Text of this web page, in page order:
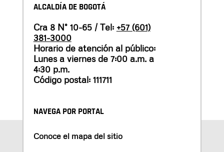
ALCALDÍA DE BOGOTÁ
Cra 8 N° 10-65 / Tel: +57 (601)
381-3000
Horario de atención al público:
Lunes a viernes de 7:00 a.m. a
4:30 p.m.
Código postal: 111711
NAVEGA POR PORTAL
Conoce el mapa del sitio